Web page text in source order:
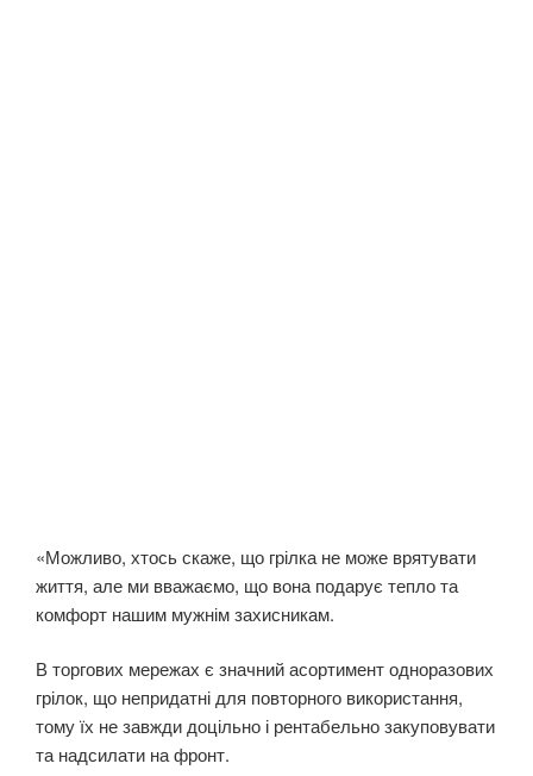
«Можливо, хтось скаже, що грілка не може врятувати
життя, але ми вважаємо, що вона подарує тепло та
комфорт нашим мужнім захисникам.
В торгових мережах є значний асортимент одноразових
грілок, що непридатні для повторного використання,
тому їх не завжди доцільно і рентабельно закуповувати
та надсилати на фронт.